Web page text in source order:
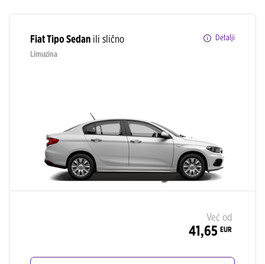
Fiat Tipo Sedan ili slično
Detalji
Limuzina
Već od
41,65 EUR